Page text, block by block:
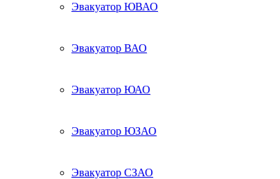
Эвакуатор ЮВАО
Эвакуатор ВАО
Эвакуатор ЮАО
Эвакуатор ЮЗАО
Эвакуатор СЗАО